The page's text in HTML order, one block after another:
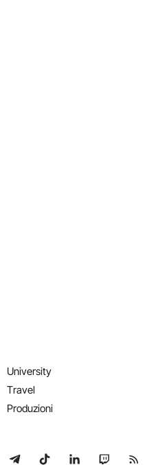
University
Travel
Produzioni
YouTube
su WhatsApp
Seguici su Telegram
Seguici su TikTok
Seguici su
Seguici